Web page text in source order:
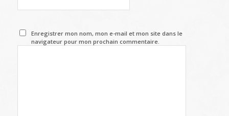
Enregistrer mon nom, mon e-mail et mon site dans le
navigateur pour mon prochain commentaire.